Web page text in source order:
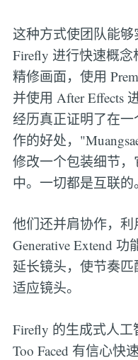
这种方式使团队能
Firefly 进行快速概念
精修画面，使用
并使用 After Effects
经历真正证明了在
作的好处，
修改一个包装细节，
中。一切都是互联的
他们还并肩协作，利
Generative Extend
延长镜头，使节奏
适应镜头。
Firefly 的生成式人
Too Faced 有信心快